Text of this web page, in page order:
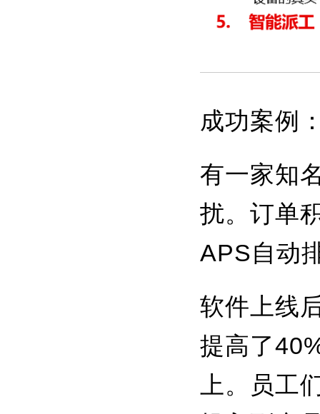
成功案例
有一家知
扰。订单
APS自动
软件上线
提高了
上。员工